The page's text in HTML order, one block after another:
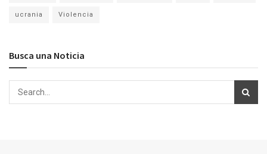
ucrania Violencia
Busca una Noticia